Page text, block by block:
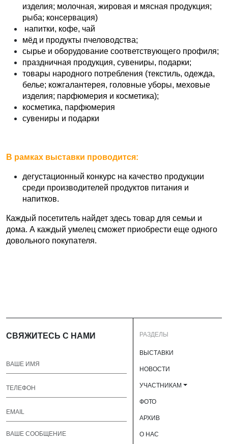
изделия; молочная, жировая и мясная продукция;
рыба; консервация)
напитки, кофе, чай
мёд и продукты пчеловодства;
сырье и оборудование соответствующего профиля;
праздничная продукция, сувениры, подарки;
товары народного потребления (текстиль, одежда,
белье; кожгалантерея, головные уборы, меховые
изделия; парфюмерия и косметика);
косметика, парфюмерия
сувениры и подарки
В рамках выставки проводится:
дегустационный конкурс на качество продукции
среди производителей продуктов питания и
напитков.
Каждый посетитель найдет здесь товар для семьи и
дома. А каждый умелец сможет приобрести еще одного
довольного покупателя.
СВЯЖИТЕСЬ С НАМИ РАЗДЕЛЫ
ВЫСТАВКИ
НОВОСТИ
УЧАСТНИКАМ
ФОТО
АРХИВ
О НАС